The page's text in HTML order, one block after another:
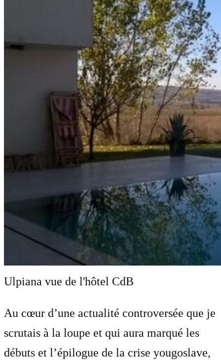
Ulpiana vue de l'hôtel CdB
Au cœur d’une actualité controversée que je
scrutais à la loupe et qui aura marqué les
débuts et l’épilogue de la crise yougoslave,